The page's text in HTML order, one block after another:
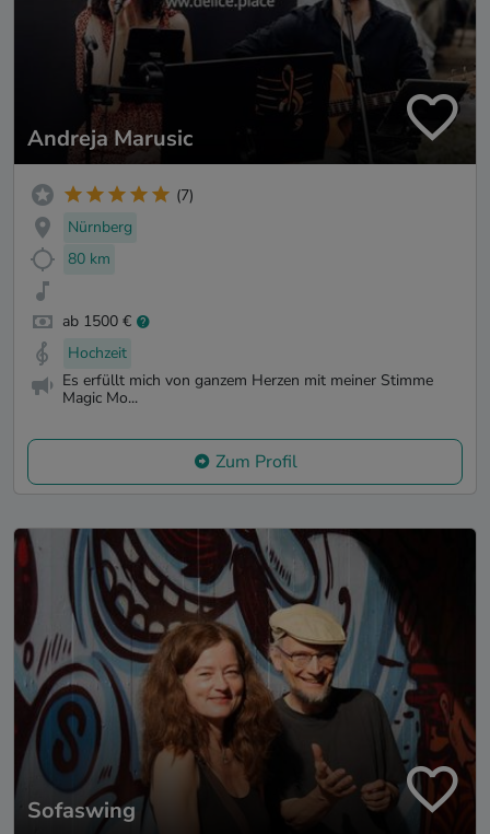
Andreja Marusic
(7)
Nürnberg
80 km
ab 1500 €
Hochzeit
Es erfüllt mich von ganzem Herzen mit meiner Stimme
Magic Mo...
Zum Profil
Sofaswing